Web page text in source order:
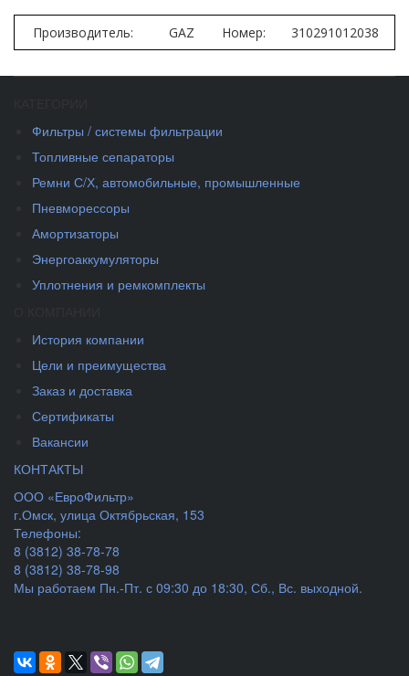
Производитель: GAZ Номер: 310291012038
Фильтры / системы фильтрации
Топливные сепараторы
Ремни С/Х, автомобильные, промышленные
Пневморессоры
Амортизаторы
Энергоаккумуляторы
Уплотнения и ремкомплекты
История компании
Цели и преимущества
Заказ и доставка
Сертификаты
Вакансии
КОНТАКТЫ
ООО «ЕвроФильтр»
г.Омск, улица Октябрьская, 153
Телефоны:
8 (3812) 38-78-78
8 (3812) 38-78-98
Мы работаем Пн.-Пт. с 09:30 до 18:30, Сб., Вс. выходной.